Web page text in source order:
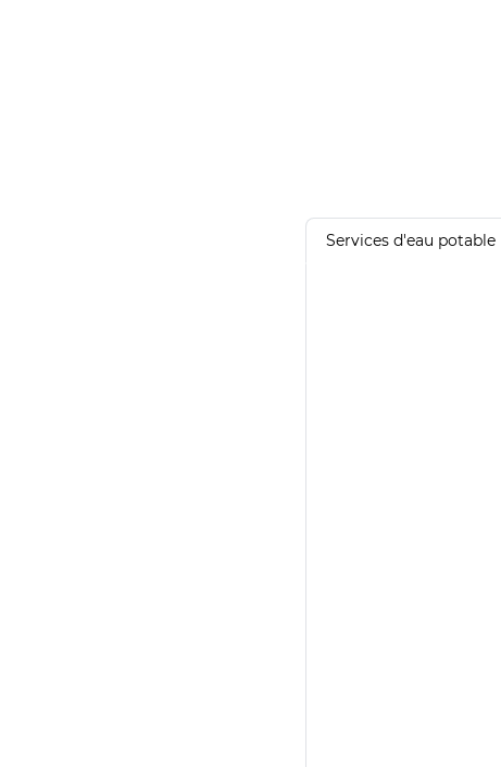
Services d'eau potable